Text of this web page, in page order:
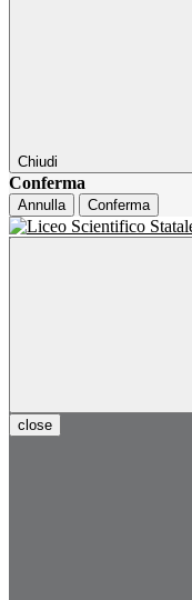
Chiudi
Conferma
Annulla Conferma
close